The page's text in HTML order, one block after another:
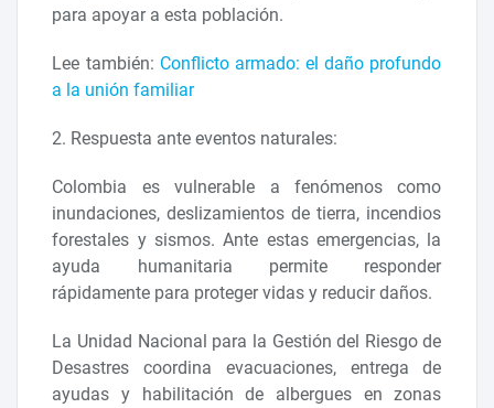
para apoyar a esta población.
Lee también: Conflicto armado: el daño profundo
a la unión familiar
2. Respuesta ante eventos naturales:
Colombia es vulnerable a fenómenos como
inundaciones, deslizamientos de tierra, incendios
forestales y sismos. Ante estas emergencias, la
ayuda humanitaria permite responder
rápidamente para proteger vidas y reducir daños.
La Unidad Nacional para la Gestión del Riesgo de
Desastres coordina evacuaciones, entrega de
ayudas y habilitación de albergues en zonas